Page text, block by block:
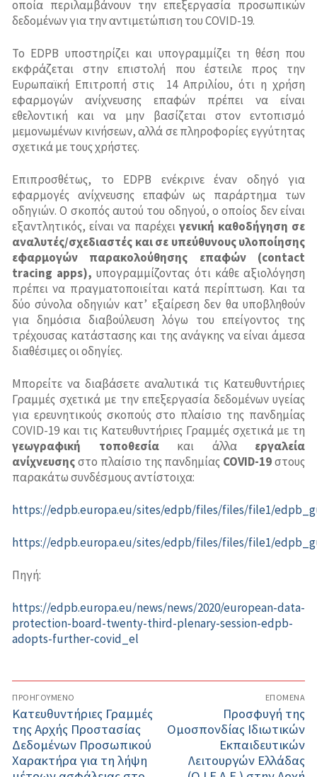
οποία περιλαμβάνουν την επεξεργασία προσωπικών
δεδομένων για την αντιμετώπιση του COVID-19.
Το EDPB υποστηρίζει και υπογραμμίζει τη θέση που
εκφράζεται στην επιστολή που έστειλε προς την
Ευρωπαϊκή Επιτροπή στις 14 Απριλίου, ότι η χρήση
εφαρμογών ανίχνευσης επαφών πρέπει να είναι
εθελοντική και να μην βασίζεται στον εντοπισμό
μεμονωμένων κινήσεων, αλλά σε πληροφορίες εγγύτητας
σχετικά με τους χρήστες.
Επιπροσθέτως, το EDPB ενέκρινε έναν οδηγό για
εφαρμογές ανίχνευσης επαφών ως παράρτημα των
οδηγιών. Ο σκοπός αυτού του οδηγού, ο οποίος δεν είναι
εξαντλητικός, είναι να παρέχει γενική καθοδήγηση σε
αναλυτές/σχεδιαστές και σε υπεύθυνους υλοποίησης
εφαρμογών παρακολούθησης επαφών (contact
tracing apps), υπογραμμίζοντας ότι κάθε αξιολόγηση
πρέπει να πραγματοποιείται κατά περίπτωση. Και τα
δύο σύνολα οδηγιών κατ’ εξαίρεση δεν θα υποβληθούν
για δημόσια διαβούλευση λόγω του επείγοντος της
τρέχουσας κατάστασης και της ανάγκης να είναι άμεσα
διαθέσιμες οι οδηγίες.
Μπορείτε να διαβάσετε αναλυτικά τις Κατευθυντήριες
Γραμμές σχετικά με την επεξεργασία δεδομένων υγείας
για ερευνητικούς σκοπούς στο πλαίσιο της πανδημίας
COVID-19 και τις Κατευθυντήριες Γραμμές σχετικά με τη
γεωγραφική τοποθεσίακαι άλλα εργαλεία
ανίχνευσηςστο πλαίσιο της πανδημίας COVID-19στους
παρακάτω συνδέσμους αντίστοιχα:
https://edpb.europa.eu/sites/edpb/files/files/file1/
https://edpb.europa.eu/sites/edpb/files/files/file1/
Πηγή:
https://edpb.europa.eu/news/news/2020/european-data-
protection-board-twenty-third-plenary-session-edpb-
adopts-further-covid_el
Πλοήγηση
άρθρων
ΠΡΟΗΓΟΎΜΕΝΟ
Προηγούμενο
άρθρο:
Κατευθυντήριες Γραμμές
της Αρχής Προστασίας
Δεδομένων Προσωπικού
Χαρακτήρα για τη λήψη
ΕΠΌΜΕΝΑ
Επόμενο
άρθρο:
Προσφυγή της
Ομοσπονδίας Ιδιωτικών
Εκπαιδευτικών
Λειτουργών Ελλάδας